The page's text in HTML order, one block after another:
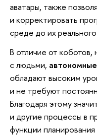
аватары, также
и корректировать
среде до их
В отличие от
с людьми,
обладают высоким
и не требуют
Благодаря этому
и другие процессы в
функции